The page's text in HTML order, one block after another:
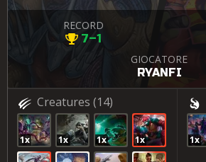
RECORD
7–1
GIOCATORE
RYANFI
Creatures (14)
1x 1x 1x 1x 1x